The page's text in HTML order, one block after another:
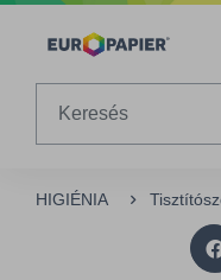
Table Of Content
HIGIÉNIA